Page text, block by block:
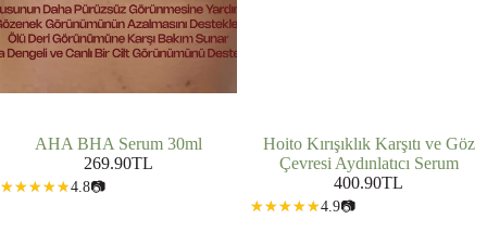
AHA BHA Serum 30ml
269.90TL
4.8📷
Hoito Kırışıklık Karşıtı ve Göz
Çevresi Aydınlatıcı Serum
400.90TL
4.9📷